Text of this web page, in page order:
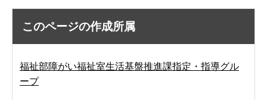
このページの作成所属
福祉部障がい福祉室生活基盤推進課指定・指導グル
ープ